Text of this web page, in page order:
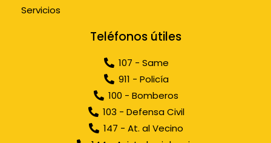
Servicios
Teléfonos útiles
107 - Same
911 - Policía
100 - Bomberos
103 - Defensa Civil
147 - At. al Vecino